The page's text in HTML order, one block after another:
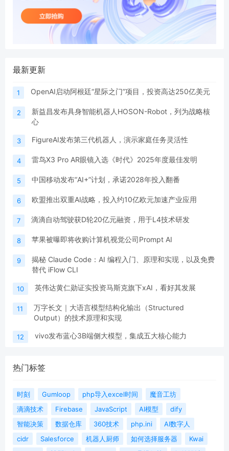
最新更新
1 OpenAI启动阿根廷“星际之门”项目，投资高达250亿美元
2
新益昌发布具身智能机器人HOSON-Robot，列为战略核
心
3 FigureAI发布第三代机器人，演示家庭任务灵活性
4 雷鸟X3 Pro AR眼镜入选《时代》2025年度最佳发明
5 中国移动发布“AI+”计划，承诺2028年投入翻番
6 欧盟推出双重AI战略，投入约10亿欧元加速产业应用
7 滴滴自动驾驶获D轮20亿元融资，用于L4技术研发
8 苹果被曝即将收购计算机视觉公司Prompt AI
9
揭秘 Claude Code：AI 编程入门、原理和实现，以及免费
替代 iFlow CLI
10 英伟达黄仁勋证实投资马斯克旗下xAI，看好其发展
11
万字长文｜大语言模型结构化输出（Structured
Output）的技术原理和实现
12 vivo发布蓝心3B端侧大模型，集成五大核心能力
热门标签
时刻 Gumloop php导入excel时间
魔音工坊
滴滴技术
Firebase JavaScript AI模型
dify
智能决策
数据仓库 360技术 php.ini
AI数字人
cidr
Salesforce 机器人厨师 如何选择服务器
Kwai